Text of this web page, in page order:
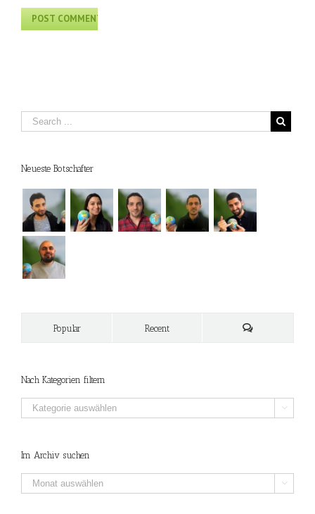
Neueste Botschafter
Popular Recent
Nach Kategorien filtern
Nach
filtern

Im Archiv suchen
